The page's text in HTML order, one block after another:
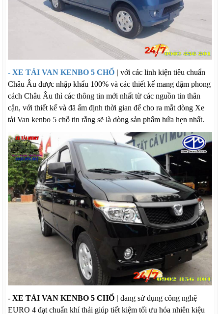
- XE TẢI VAN KENBO 5 CHỔ | với các linh kiện tiêu chuẩn
Châu Âu được nhập khẩu 100% và các thiết kế mang đậm phong
cách Châu Âu thì các thông tin mới nhất từ các nguồn tin thân
cận, với thiết kế và đã ấm định thời gian để cho ra mắt dòng Xe
tải Van kenbo 5 chỗ tin rằng sẽ là dòng sản phẩm hứa hẹn nhất.
- XE TẢI VAN KENBO 5 CHỔ |đang sử dụng công nghệ
EURO 4 đạt chuẩn khí thải giúp tiết kiệm tối ưu hóa nhiên kiệu